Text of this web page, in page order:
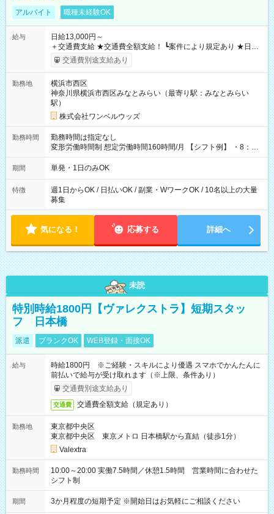
アルバイト 職種未経験OK
給与
日給13,000円～
＋交通費支給 ★交通費全額支給！ ┗案件により規定あり ★日払
いOK！（規定あり） ┗働いたその日に現金GET♪ お仕事後はコ
ンビニATMから 日払い分を引き落とせます！ 【試用期間】試
交通費別途支給あり
勤務地
横浜市西区
神奈川県横浜市西区みなとみらい（最寄り駅：みなとみらい
駅）
株式会社ワンベルウッズ
勤務時間
勤務時間は指定なし
変形労働時間制 想定労働時間160時間/月 【シフト例】 ・8：00
～21：00
期間 単発・1日のみOK
特徴
週1日からOK / 日払いOK / 副業・WワークOK / 10名以上の大量
募集
気になる！ 応募する 詳細へ
未読
特別時給1800円【ヴァレクストラ】短期スタッ
フ 日本橋
派遣 ブランクOK WEB登録・面接OK
給与
時給1800円 ※ご経験・スキルにより優遇 スマホでかんたんに
前払いで給与が受け取れます（※上限、条件あり）
交通費別途支給あり
交通費 交通費全額支給（規定あり）
勤務地
東京都中央区
東京都中央区 東京メトロ 日本橋駅から直結（徒歩1分）
Valextra
勤務時間
10:00～20:00 実働7.5時間／休憩1.5時間 営業時間に合わせた
シフト制
期間 3か月程度の短期予定 ※開始日はお気軽にご相談ください